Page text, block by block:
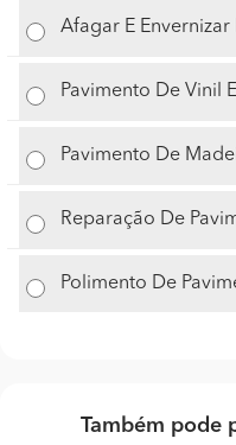
Afagar E
Pavimento De Vinil
Pavimento De
Reparação De
Polimento De
Também pode